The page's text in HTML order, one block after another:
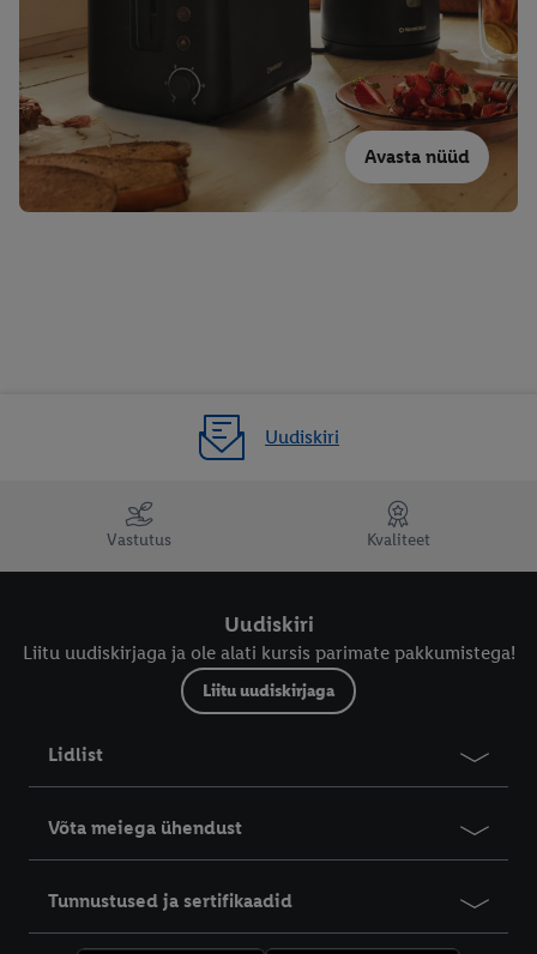
Avasta nüüd
Uudiskiri
Vastutus Kvaliteet
Uudiskiri
Liitu uudiskirjaga ja ole alati kursis parimate pakkumistega!
Liitu uudiskirjaga
Lidlist
Võta meiega ühendust
Tunnustused ja sertifikaadid